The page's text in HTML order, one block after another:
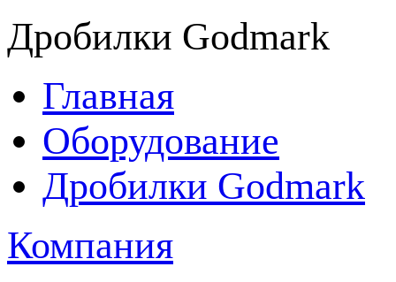
Дробилки Godmark
Главная
Оборудование
Дробилки Godmark
Компания